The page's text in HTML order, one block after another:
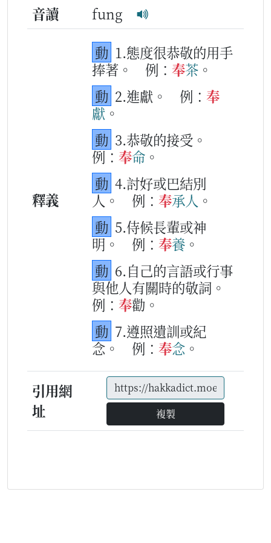
音讀 fung
釋義
動 1.態度很恭敬的用手
捧著。
例： 奉茶 。
動 2.進獻。 例： 奉
獻。
動 3.恭敬的接受。
例： 奉命 。
動 4.討好或巴結別
人。
例： 奉承人 。
動 5.侍候長輩或神
明。
例： 奉養 。
動 6.自己的言語或行事
與他人有關時的敬詞。
例： 奉勸。
動 7.遵照遺訓或紀
念。
例： 奉念 。
引用網
址
複製